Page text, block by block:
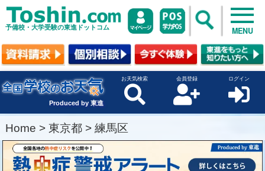
予備校・大学受験の東進ドットコム MENU
Produced by 東進
お天気検索 会員登録 ログイン
Home > 東京都 > 練馬区